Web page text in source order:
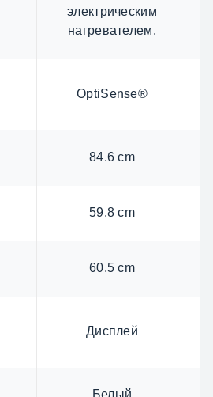
электрическим
нагревателем.
OptiSense®
84.6 cm
59.8 cm
60.5 cm
Дисплей
Белый